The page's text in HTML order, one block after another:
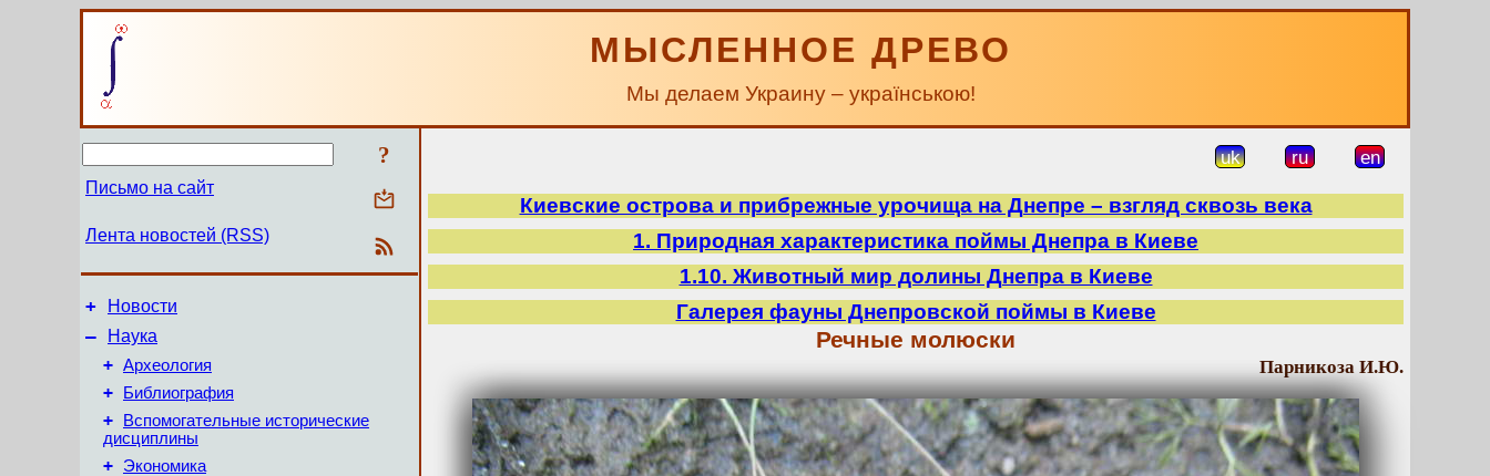
МЫСЛЕННОЕ ДРЕВО
Мы делаем Украину – українською!
?
Письмо на сайт
Лента новостей (RSS)
+ Новости
–
Наука
+ Археология
+ Библиография
+
Вспомогательные исторические
дисциплины
+ Экономика
uk ru en
Киевские острова и прибрежные урочища на Днепре – взгляд сквозь века
1. Природная характеристика поймы Днепра в Киеве
1.10. Животный мир долины Днепра в Киеве
Галерея фауны Днепровской поймы в Киеве
Речные молюски
Парникоза И.Ю.